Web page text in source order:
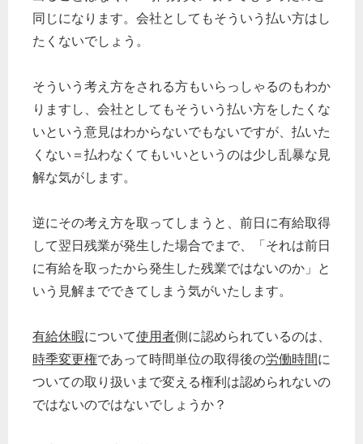
同じになります。会社としてもそういう払い方はし
たくないでしょう。
そういう考え方をされる方もいらっしゃるのもわか
りますし、会社としてもそういう払い方をしたくな
いという意見はわからないでもないですが、払いた
くない＝払わなくてもいいというのは少し乱暴な見
解な気がします。
逆にその考え方を取ってしまうと、前日に有給取得
して翌日残業が発生した場合でまで、「それは前日
に有給を取ったから発生した残業ではないのか」と
いう見解までできてしまう気がいたします。
有給休暇について使用者側に認められているのは、
時季変更権であって時間単位の取得後の労働時間に
ついての取り扱いまで変える権利は認められないの
ではないのではないでしょうか？